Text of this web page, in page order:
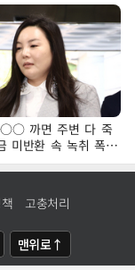
까면 주변 다 죽
미반환 속 녹취 폭로
고충처리
맨위로↑